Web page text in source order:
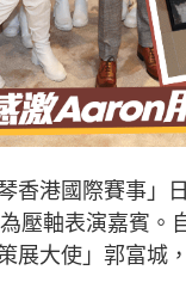
香港國際賽事」
壓軸表演嘉賓。
展大使」郭富城